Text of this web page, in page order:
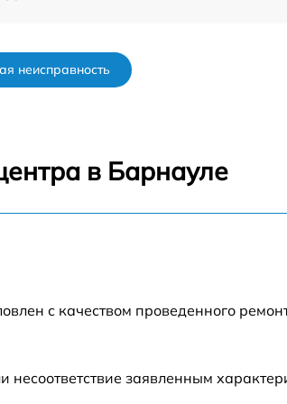
неисправность
в Барнауле
с качеством проведенного
заявленным